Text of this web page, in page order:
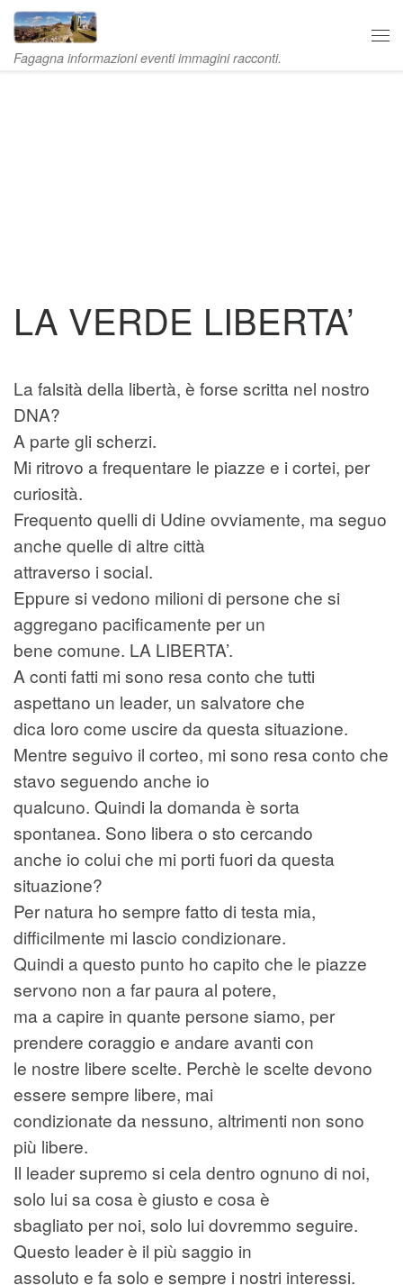
Skip to content
Fagagna informazioni eventi immagini racconti.
LA VERDE LIBERTA’
La falsità della libertà, è forse scritta nel nostro
DNA?
A parte gli scherzi.
Mi ritrovo a frequentare le piazze e i cortei, per
curiosità.
Frequento quelli di Udine ovviamente, ma seguo
anche quelle di altre città
attraverso i social.
Eppure si vedono milioni di persone che si
aggregano pacificamente per un
bene comune. LA LIBERTA’.
A conti fatti mi sono resa conto che tutti
aspettano un leader, un salvatore che
dica loro come uscire da questa situazione.
Mentre seguivo il corteo, mi sono resa conto che
stavo seguendo anche io
qualcuno. Quindi la domanda è sorta
spontanea. Sono libera o sto cercando
anche io colui che mi porti fuori da questa
situazione?
Per natura ho sempre fatto di testa mia,
difficilmente mi lascio condizionare.
Quindi a questo punto ho capito che le piazze
servono non a far paura al potere,
ma a capire in quante persone siamo, per
prendere coraggio e andare avanti con
le nostre libere scelte. Perchè le scelte devono
essere sempre libere, mai
condizionate da nessuno, altrimenti non sono
più libere.
Il leader supremo si cela dentro ognuno di noi,
solo lui sa cosa è giusto e cosa è
sbagliato per noi, solo lui dovremmo seguire.
Questo leader è il più saggio in
assoluto e fa solo e sempre i nostri interessi.